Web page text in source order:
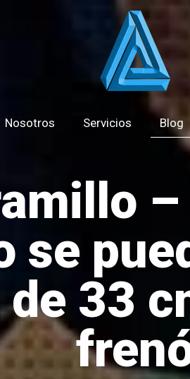
Nosotros Servicios Blog
–
se
33